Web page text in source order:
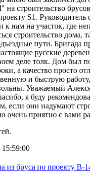
S1.
к нам на участок, где
строительство дома,
пути. Бригада
русские
деле толк. Дом был
а качество просто
и быструю
Уважаемый
я буду
если они надумают
приятно с вами
из бруса по проекту В-